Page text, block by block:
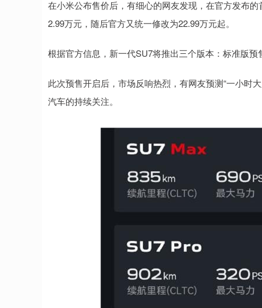
在小米公布售价后，有细心的网友发现，在官方发布
2.99万元，随后官方又统一修改为22.99万元起。
根据官方信息，新一代SU7将推出三个版本：标准版
此次预售开启后，市场反响热烈，有网友预测“一小时
汽车的持续关注。